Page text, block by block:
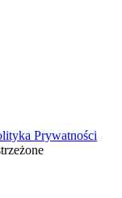
Prywatności